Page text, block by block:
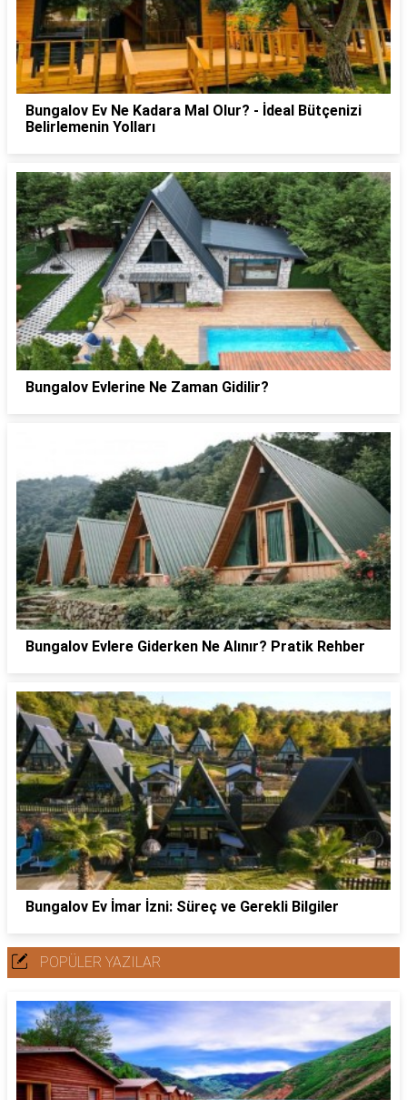
Bungalov Ev Ne Kadara Mal Olur? - İdeal Bütçenizi
Belirlemenin Yolları
Bungalov Evlerine Ne Zaman Gidilir?
Bungalov Evlere Giderken Ne Alınır? Pratik Rehber
Bungalov Ev İmar İzni: Süreç ve Gerekli Bilgiler
POPÜLER YAZILAR